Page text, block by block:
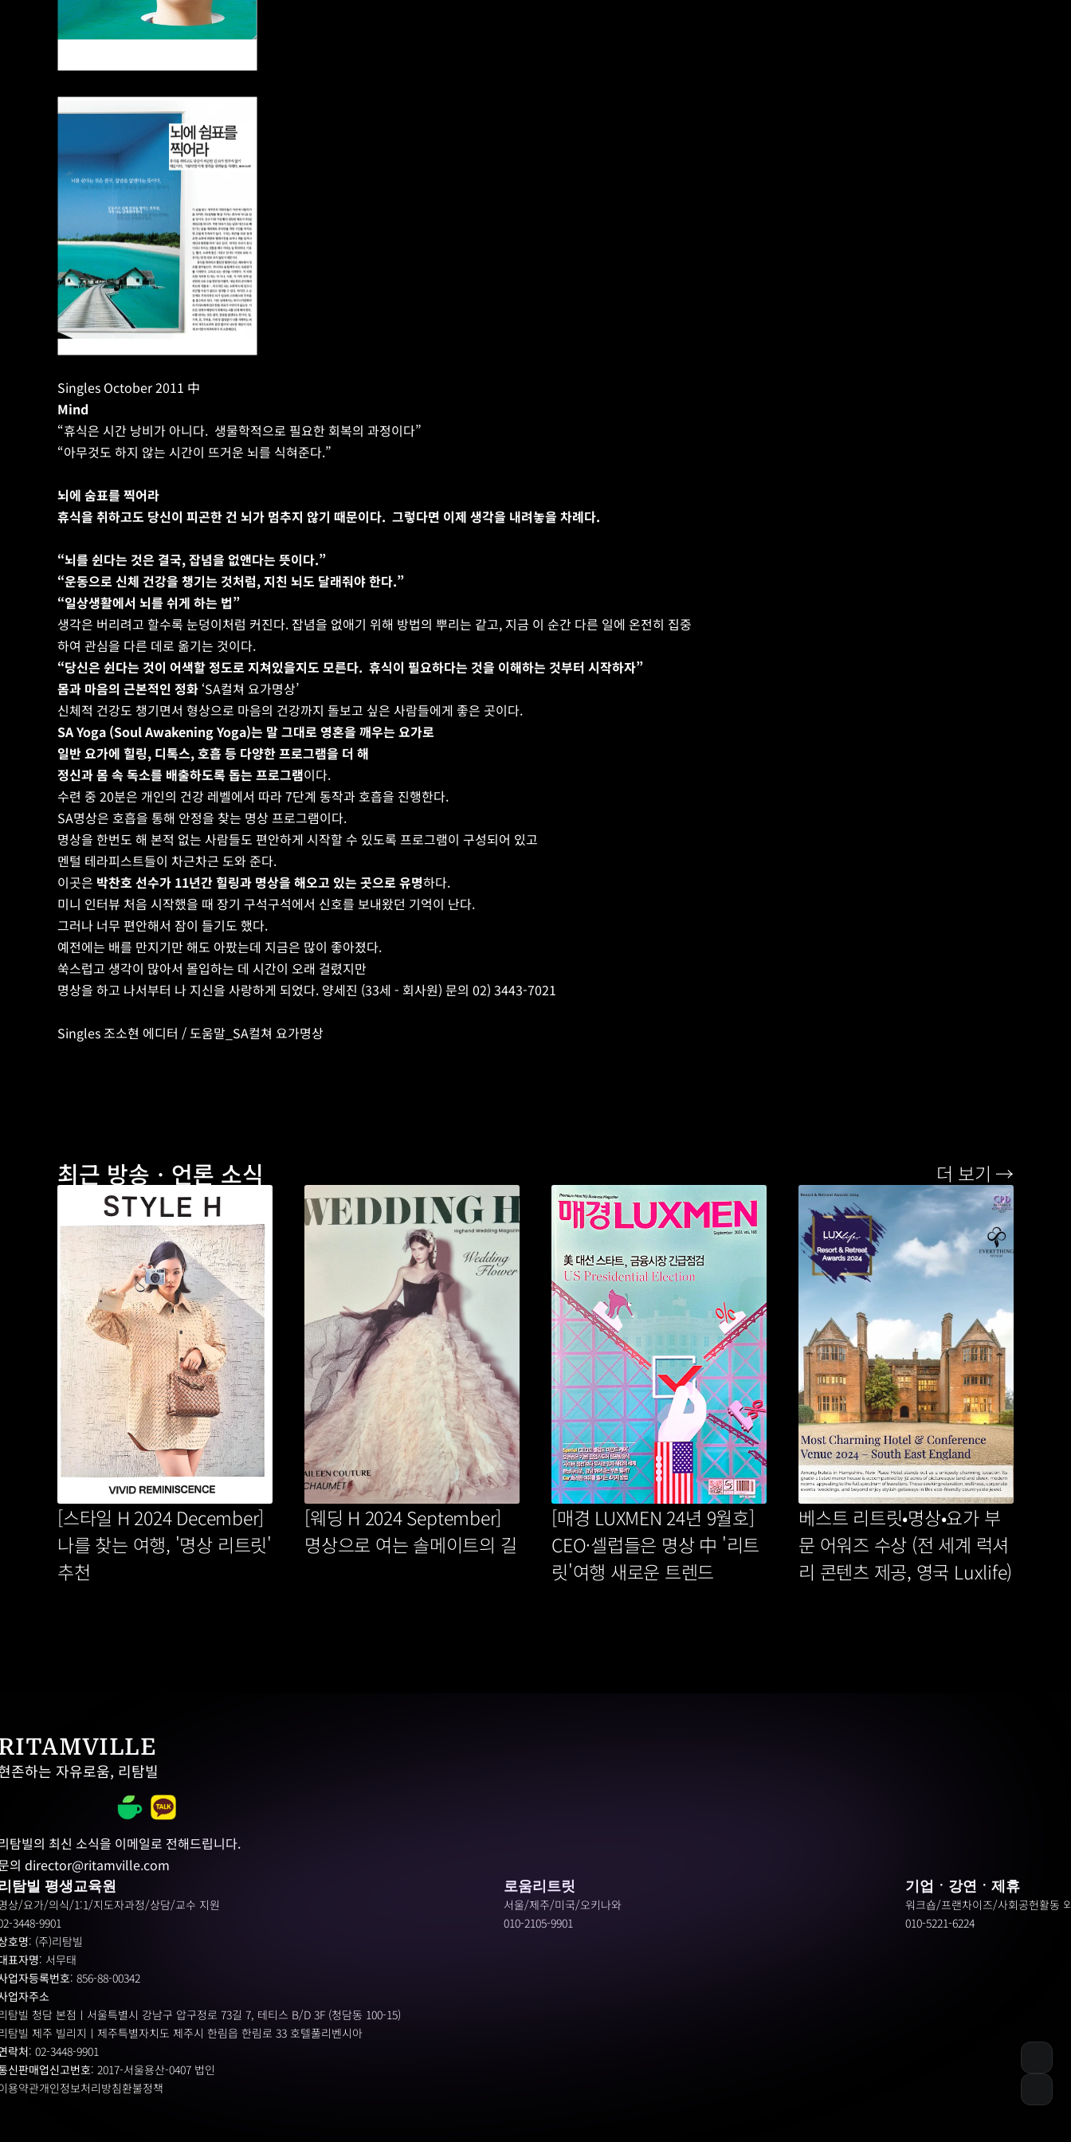
Singles October 2011 中
Mind
“휴식은 시간 낭비가 아니다.  생물학적으로 필요한 회복의 과정이다”
“아무것도 하지 않는 시간이 뜨거운 뇌를 식혀준다.”
뇌에 숨표를 찍어라
휴식을 취하고도 당신이 피곤한 건 뇌가 멈추지 않기 때문이다.  그렇다면 이제 생각을 내려놓을 차례다.
“뇌를 쉰다는 것은 결국, 잡념을 없앤다는 뜻이다.”
“운동으로 신체 건강을 챙기는 것처럼, 지친 뇌도 달래줘야 한다.”
“일상생활에서 뇌를 쉬게 하는 법”
생각은 버리려고 할수록 눈덩이처럼 커진다. 잡념을 없애기 위해 방법의 뿌리는 같고, 지금 이 순간 다른 일에 온전히 집중
하여 관심을 다른 데로 옮기는 것이다.
“당신은 쉰다는 것이 어색할 정도로 지쳐있을지도 모른다.  휴식이 필요하다는 것을 이해하는 것부터 시작하자”
몸과 마음의 근본적인 정화 ‘SA컬쳐 요가명상’
신체적 건강도 챙기면서 형상으로 마음의 건강까지 돌보고 싶은 사람들에게 좋은 곳이다.
SA Yoga (Soul Awakening Yoga)는 말 그대로 영혼을 깨우는 요가로
일반 요가에 힐링, 디톡스, 호흡 등 다양한 프로그램을 더 해
정신과 몸 속 독소를 배출하도록 돕는 프로그램이다.
수련 중 20분은 개인의 건강 레벨에서 따라 7단계 동작과 호흡을 진행한다.
SA명상은 호흡을 통해 안정을 찾는 명상 프로그램이다.
명상을 한번도 해 본적 없는 사람들도 편안하게 시작할 수 있도록 프로그램이 구성되어 있고
멘털 테라피스트들이 차근차근 도와 준다.
이곳은 박찬호 선수가 11년간 힐링과 명상을 해오고 있는 곳으로 유명하다.
미니 인터뷰 처음 시작했을 때 장기 구석구석에서 신호를 보내왔던 기억이 난다.
그러나 너무 편안해서 잠이 들기도 했다.
예전에는 배를 만지기만 해도 아팠는데 지금은 많이 좋아졌다.
쑥스럽고 생각이 많아서 몰입하는 데 시간이 오래 걸렸지만
명상을 하고 나서부터 나 지신을 사랑하게 되었다. 양세진 (33세 - 회사원) 문의 02) 3443-7021
Singles 조소현 에디터 / 도움말_SA컬쳐 요가명상
최근 방송ㆍ언론 소식 더 보기 →
[스타일 H 2024 December]
나를 찾는 여행, '명상 리트릿'
추천
[웨딩 H 2024 September]
명상으로 여는 솔메이트의 길
[매경 LUXMEN 24년 9월호]
CEO·셀럽들은 명상 中 '리트
릿'여행 새로운 트렌드
베스트 리트릿•명상•요가 부
문 어워즈 수상 (전 세계 럭셔
리 콘텐츠 제공, 영국 Luxlife)
존하는 자유로움, 리탐빌
탐빌의 최신 소식을 이메일로 전해드립니다.
의 director@ritamville.com
탐빌 평생교육원
상/요가/의식/1:1/지도자과정/상담/교수 지원
3448-9901
로움리트릿
서울/제주/미국/오키나와
010-2105-9901
기업ㆍ강연ㆍ제휴
워크숍/프랜차이즈/사회공헌활동
010-5221-6224
호명: (주)리탐빌
표자명: 서무태
업자등록번호: 856-88-00342
업자주소
탐빌 청담 본점ㅣ서울특별시 강남구 압구정로 73길 7, 테티스 B/D 3F (청담동 100-15)
탐빌 제주 빌리지ㅣ제주특별자치도 제주시 한림읍 한림로 33 호텔풀리벤시아
락처: 02-3448-9901
신판매업신고번호: 2017-서울용산-0407 법인
용약관개인정보처리방침환불정책